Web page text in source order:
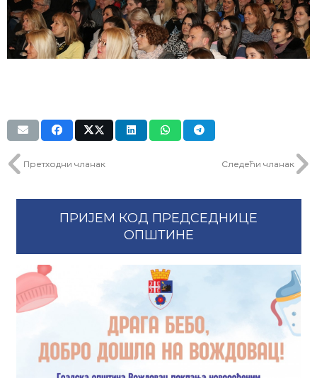
Претходни чланак Следећи чланак
ПРИЈЕМ КОД ПРЕДСЕДНИЦЕ
ОПШТИНЕ